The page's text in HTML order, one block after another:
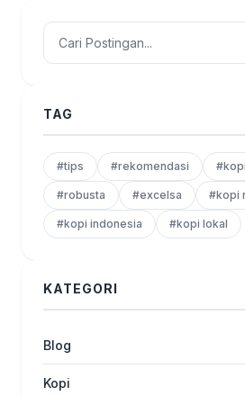
TAG
#tips #rekomendasi
#robusta #excelsa #kopi
#kopi indonesia #kopi lokal
KATEGORI
Blog
Kopi